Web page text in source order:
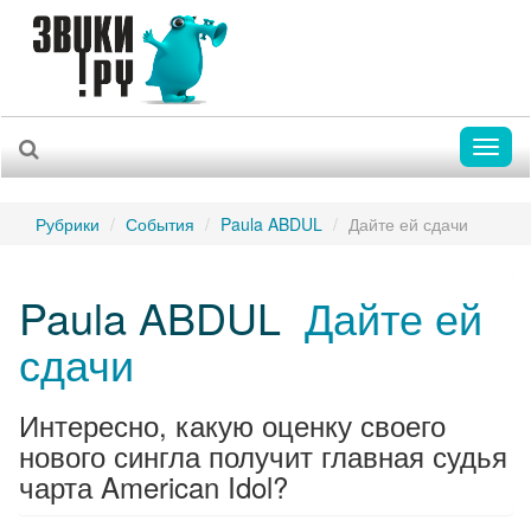
Рубрики События Paula ABDUL Дайте ей сдачи
Paula ABDUL Дайте ей
сдачи
Интересно, какую оценку своего
нового сингла получит главная судья
чарта American Idol?